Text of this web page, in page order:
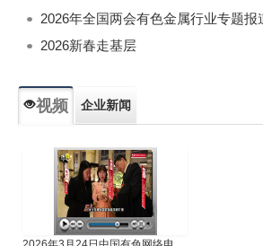
2026年全国两会有色金属行业专题报
2026新春走基层
视频 企业新闻